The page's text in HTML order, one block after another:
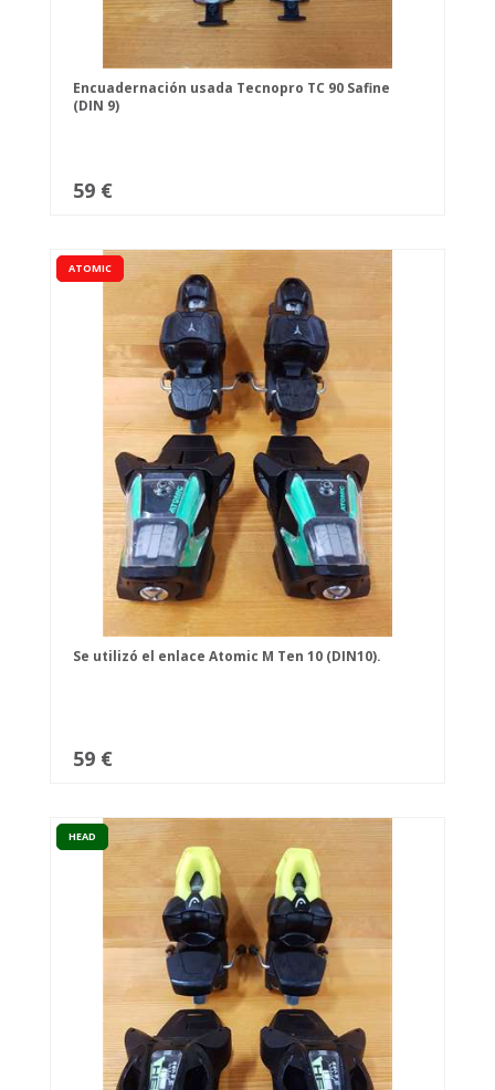
Encuadernación usada Tecnopro TC 90 Safine
(DIN 9)
59 €
ATOMIC
Se utilizó el enlace Atomic M Ten 10 (DIN10).
59 €
HEAD